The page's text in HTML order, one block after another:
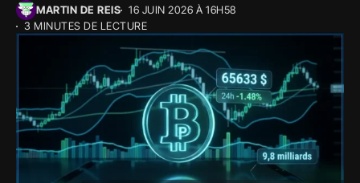
MARTIN DE REIS
16 JUIN 2026 À 16H58
3 MINUTES DE LECTURE